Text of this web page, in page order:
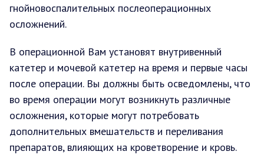
гнойновоспалительных послеоперационных
осложнений.
В операционной Вам установят внутривенный
катетер и мочевой катетер на время и первые часы
после операции. Вы должны быть осведомлены, что
во время операции могут возникнуть различные
осложнения, которые могут потребовать
дополнительных вмешательств и переливания
препаратов, влияющих на кроветворение и кровь.